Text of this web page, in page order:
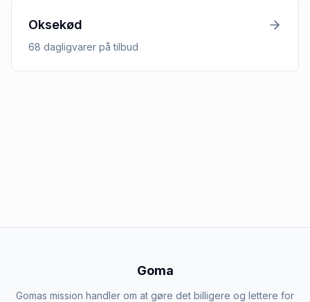
Oksekød
68 dagligvarer på tilbud
Goma
Gomas mission handler om at gøre det billigere og lettere for